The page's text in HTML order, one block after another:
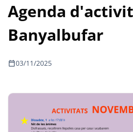
Agenda
Banyalbufar
calendar_today03/11/2025